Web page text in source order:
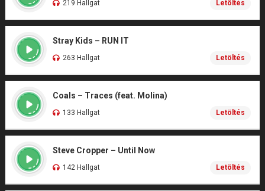
219 Hallgat Letöltés
Stray Kids – RUN IT
263 Hallgat Letöltés
Coals – Traces (feat. Molina)
133 Hallgat Letöltés
Steve Cropper – Until Now
142 Hallgat Letöltés